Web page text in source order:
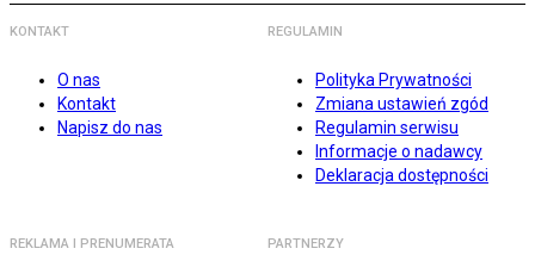
KONTAKT
O nas
Kontakt
Napisz do nas
REGULAMIN
Polityka Prywatności
Zmiana ustawień zgód
Regulamin serwisu
Informacje o nadawcy
Deklaracja dostępności
REKLAMA I PRENUMERATA PARTNERZY